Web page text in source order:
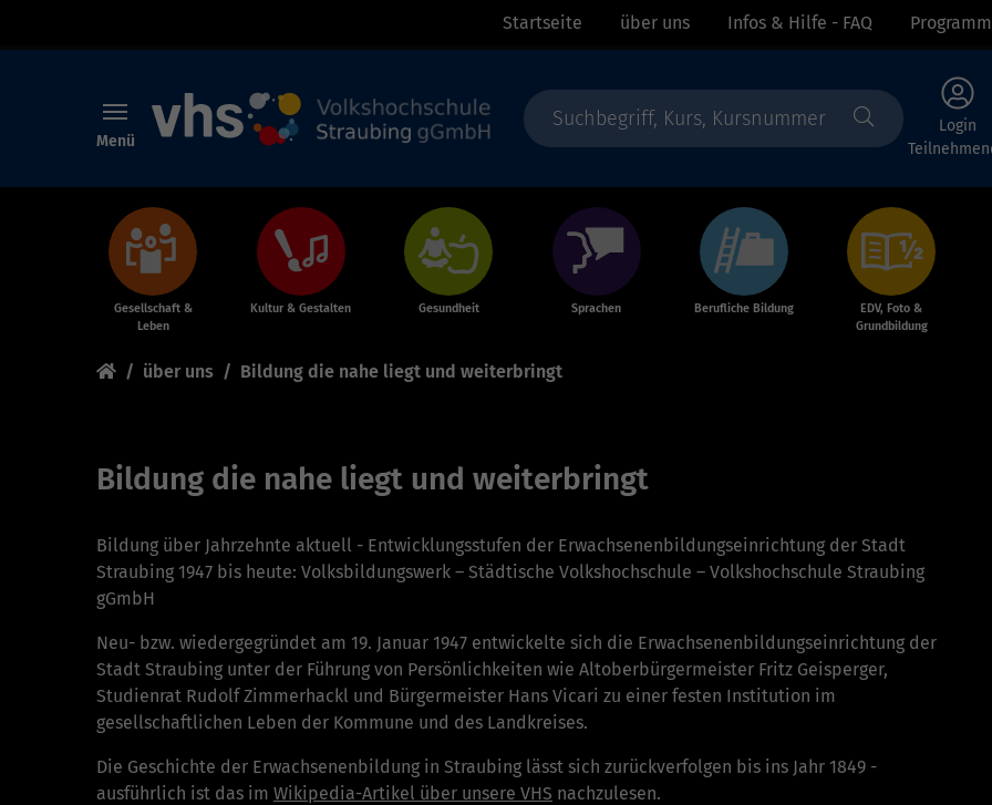
Startseite über uns Infos & Hilfe - FAQ Programm
Menü
Login
Gesellschaft &
Leben
Kultur & Gestalten Gesundheit Sprachen Berufliche Bildung
EDV, Foto &
Grundbildung
über uns Bildung die nahe liegt und weiterbringt
Bildung die nahe liegt und weiterbringt
Bildung über Jahrzehnte aktuell - Entwicklungsstufen der Erwachsenenbildungseinrichtung der Stadt
Straubing 1947 bis heute: Volksbildungswerk – Städtische Volkshochschule – Volkshochschule Straubing
gGmbH
Neu- bzw. wiedergegründet am 19. Januar 1947 entwickelte sich die Erwachsenenbildungseinrichtung der
Stadt Straubing unter der Führung von Persönlichkeiten wie Altoberbürgermeister Fritz Geisperger,
Studienrat Rudolf Zimmerhackl und Bürgermeister Hans Vicari zu einer festen Institution im
gesellschaftlichen Leben der Kommune und des Landkreises.
Die Geschichte der Erwachsenenbildung in Straubing lässt sich zurückverfolgen bis ins Jahr 1849 -
ausführlich ist das im Wikipedia-Artikel über unsere VHS nachzulesen.